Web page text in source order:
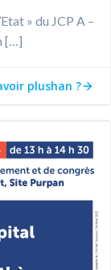
» du JCP A –
[…]
plushan ?